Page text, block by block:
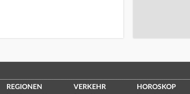
REGIONEN VERKEHR HOROSKOP